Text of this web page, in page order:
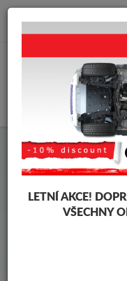
Kryt pod motor Peugeot
Značky vozidel
LETNÍ AKCE!
VŠECHNY